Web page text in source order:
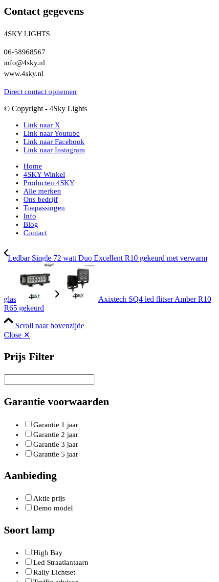
Contact gegevens
4SKY LIGHTS
06-58968567
info@4sky.nl
www.4sky.nl
Direct contact opnemen
© Copyright - 4Sky Lights
Link naar X
Link naar Youtube
Link naar Facebook
Link naar Instagram
Home
4SKY Winkel
Producten 4SKY
Alle merken
Ons bedrijf
Toepassingen
Info
Blog
Contact
Ledbar Single 72 watt Duo Excellent R10 gekeurd met verwarm
glas
Axixtech SQ4 led flitser Amber R10
R65 gekeurd
Scroll naar bovenzijde
Close ✕
Prijs Filter
Garantie voorwaarden
Garantie 1 jaar
Garantie 2 jaar
Garantie 3 jaar
Garantie 5 jaar
Aanbieding
Aktie prijs
Demo model
Soort lamp
High Bay
Led Straatlantaarn
Rally Lichtset